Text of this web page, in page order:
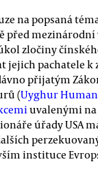
na popsaná
před
zločiny
jejich pachatele k
přijatým
(Uyghur
uvalenými na
úřady USA
instituce